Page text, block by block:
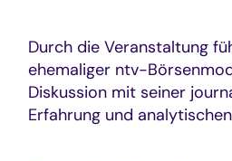
Durch die Veranstaltung
ehemaliger ntv-
Diskussion mit seiner
Erfahrung und